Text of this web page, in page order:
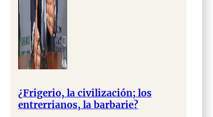
¿Frigerio, la civilización; los
entrerrianos, la barbarie?